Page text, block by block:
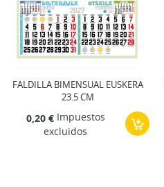
FALDILLA BIMENSUAL EUSKERA
23.5 CM
0,20 €Impuestos
excluidos